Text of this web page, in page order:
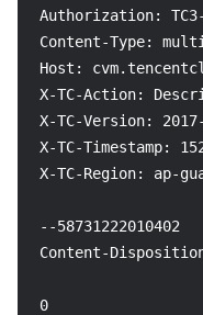
Authorization: TC3-
Content-Type:
Host:
X-TC-Action:
X-TC-Version:
X-TC-Timestamp:
X-TC-Region: ap-
--58731222010402
Content-
0